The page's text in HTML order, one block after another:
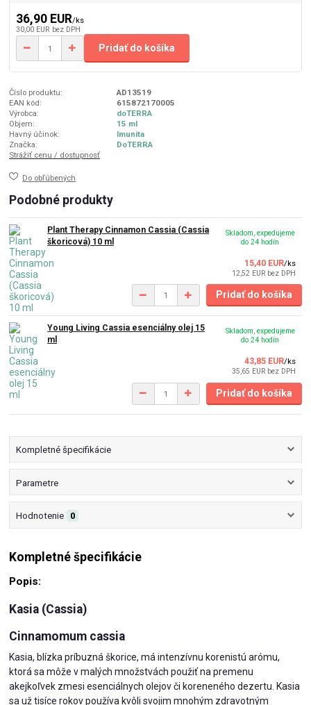
36,90 EUR/ks
30,00 EUR bez DPH
Pridať do košíka
Číslo produktu:
AD13519
EAN kód:
615872170005
Výrobca:
doTERRA
Objem:
15 ml
Havný účinok:
Imunita
Značka:
DoTERRA
Strážiť cenu / dostupnosť
Do obľúbených
Podobné produkty
Plant Therapy Cinnamon Cassia (Cassia
škoricová) 10 ml
15,40 EUR/ks
12,52 EUR bez DPH
Skladom, expedujeme
do 24 hodín
Pridať do košíka
Young Living Cassia esenciálny olej 15
ml
43,85 EUR/ks
35,65 EUR bez DPH
Skladom, expedujeme
do 24 hodín
Pridať do košíka
Kompletné špecifikácie
Parametre
Hodnotenie 0
Kompletné špecifikácie
Popis:
Kasia (Cassia)
Cinnamomum cassia
Kasia, blízka príbuzná škorice, má intenzívnu korenistú arómu,
ktorá sa môže v malých množstvách použiť na premenu
akejkoľvek zmesi esenciálnych olejov či koreneného dezertu. Kasia
sa už tisíce rokov používa kvôli svojim mnohým zdravotným